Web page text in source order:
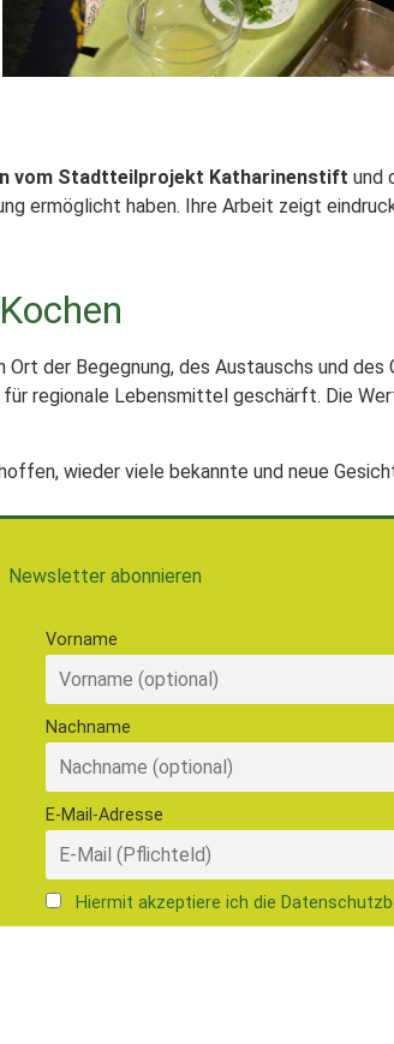
vom Stadtteilprojekt Katharinenstift und
ermöglicht haben. Ihre Arbeit zeigt
der Begegnung, des Austauschs und
regionale Lebensmittel geschärft. Die
wieder viele bekannte und neue
Newsletter abonnieren
Vorname
Nachname
E-Mail-Adresse
Hiermit akzeptiere ich die